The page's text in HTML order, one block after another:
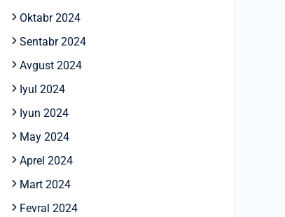
Oktabr 2024
Sentabr 2024
Avgust 2024
Iyul 2024
Iyun 2024
May 2024
Aprel 2024
Mart 2024
Fevral 2024